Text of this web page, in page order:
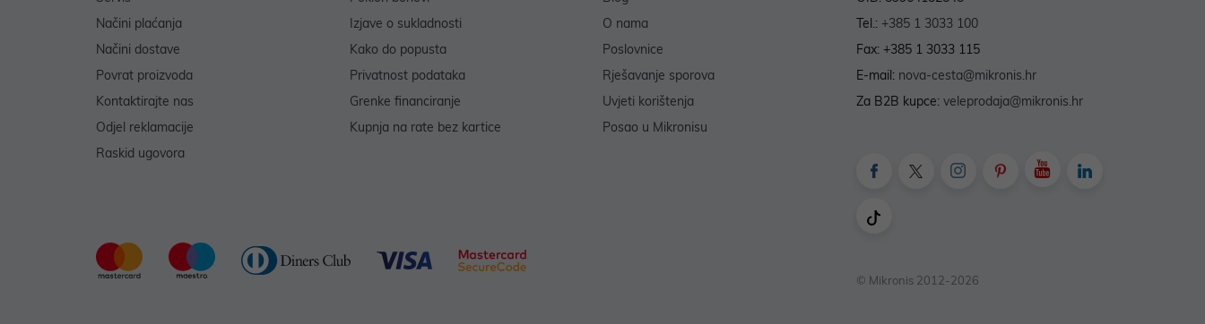
Načini plaćanja
Načini dostave
Povrat proizvoda
Kontaktirajte nas
Odjel reklamacije
Raskid ugovora
Izjave o sukladnosti
Kako do popusta
Privatnost podataka
Grenke financiranje
Kupnja na rate bez kartice
O nama
Poslovnice
Rješavanje sporova
Uvjeti korištenja
Posao u Mikronisu
Tel.: +385 1 3033 100
Fax: +385 1 3033 115
E-mail: nova-cesta@mikronis.hr
Za B2B kupce: veleprodaja@mikronis.hr
© Mikronis 2012-2026